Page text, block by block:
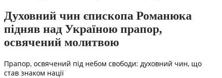
Духовний чин єпископа Романюка
підняв над Україною прапор,
освячений молитвою
Прапор, освячений під небом свободи: духовний чин, що
став знаком нації